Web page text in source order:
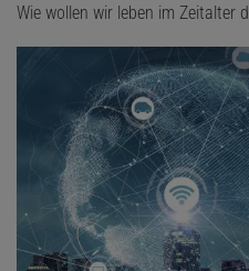
Wie wollen wir leben im Zeitalter